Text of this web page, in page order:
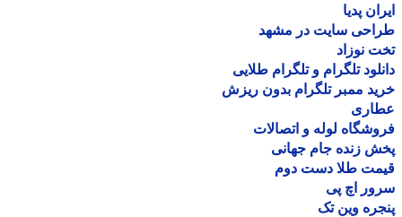
پدیا
سایت در مشهد
نوزاد
تلگرام و تلگرام طلایی
ممبر تلگرام بدون ریزش
لوله و اتصالات
زنده جام جهانی
طلا دست دوم
اچ پی
وین تک